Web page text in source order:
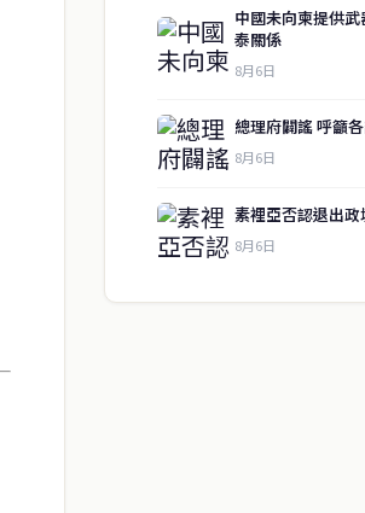
中國未向柬提供
泰關係
8月6日
總理府闢謠 呼籲
8月6日
素裡亞否認退出政
8月6日